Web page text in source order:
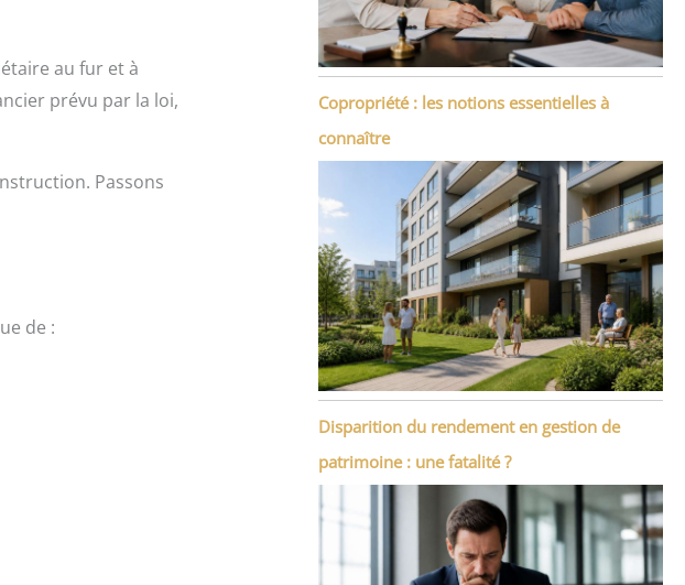
au fur et à
prévu par la loi,
Passons
de :
Copropriété : les notions essentielles à
connaître
Disparition du rendement en gestion de
patrimoine : une fatalité ?